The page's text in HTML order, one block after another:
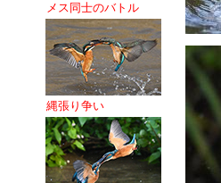
メス同士のバトル
縄張り争い